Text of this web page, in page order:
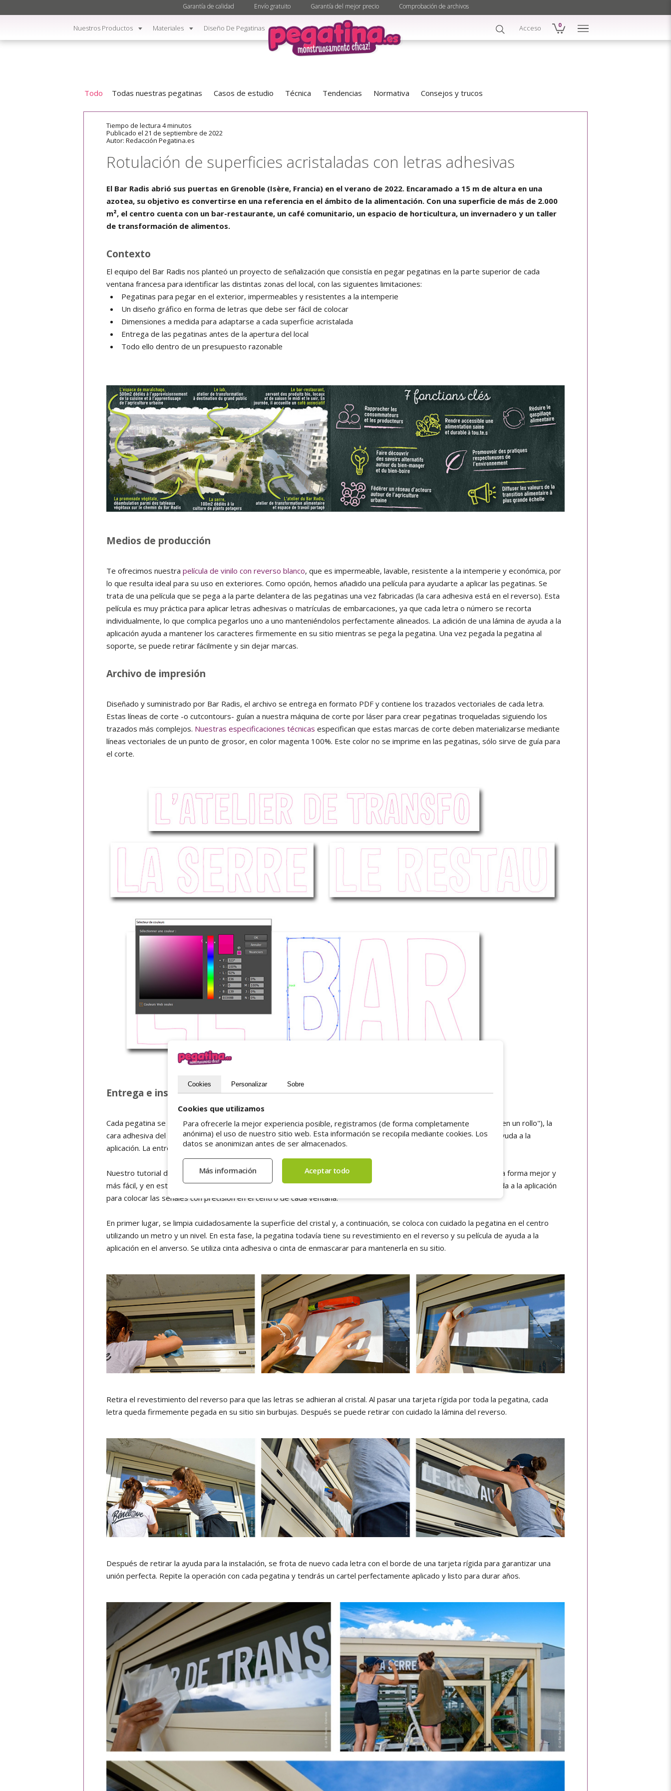
Acceso 0
Nuestros Productos Materiales Diseño De Pegatinas
Garantía de calidad Envío gratuito Garantía del mejor precio Comprobación de archivos
Todo Todas nuestras pegatinas Casos de estudio Técnica Tendencias Normativa Consejos y trucos
Tiempo de lectura 4 minutos
Publicado el 21 de septiembre de 2022
Autor: Redacción Pegatina.es
Rotulación de superficies acristaladas con letras adhesivas
El Bar Radis abrió sus puertas en Grenoble (Isère, Francia) en el verano de 2022. Encaramado a 15 m de altura en una
azotea, su objetivo es convertirse en una referencia en el ámbito de la alimentación. Con una superficie de más de 2.000
m², el centro cuenta con un bar-restaurante, un café comunitario, un espacio de horticultura, un invernadero y un taller
de transformación de alimentos.
Contexto
El equipo del Bar Radis nos planteó un proyecto de señalización que consistía en pegar pegatinas en la parte superior de cada
ventana francesa para identificar las distintas zonas del local, con las siguientes limitaciones:
Pegatinas para pegar en el exterior, impermeables y resistentes a la intemperie
Un diseño gráfico en forma de letras que debe ser fácil de colocar
Dimensiones a medida para adaptarse a cada superficie acristalada
Entrega de las pegatinas antes de la apertura del local
Todo ello dentro de un presupuesto razonable
Medios de producción
Te ofrecimos nuestra película de vinilo con reverso blanco, que es impermeable, lavable, resistente a la intemperie y económica, por
lo que resulta ideal para su uso en exteriores. Como opción, hemos añadido una película para ayudarte a aplicar las pegatinas. Se
trata de una película que se pega a la parte delantera de las pegatinas una vez fabricadas (la cara adhesiva está en el reverso). Esta
película es muy práctica para aplicar letras adhesivas o matrículas de embarcaciones, ya que cada letra o número se recorta
individualmente, lo que complica pegarlos uno a uno manteniéndolos perfectamente alineados. La adición de una lámina de ayuda a la
aplicación ayuda a mantener los caracteres firmemente en su sitio mientras se pega la pegatina. Una vez pegada la pegatina al
soporte, se puede retirar fácilmente y sin dejar marcas.
Archivo de impresión
Diseñado y suministrado por Bar Radis, el archivo se entrega en formato PDF y contiene los trazados vectoriales de cada letra.
Estas líneas de corte -o cutcontours- guían a nuestra máquina de corte por láser para crear pegatinas troqueladas siguiendo los
trazados más complejos. Nuestras especificaciones técnicas especifican que estas marcas de corte deben materializarse mediante
líneas vectoriales de un punto de grosor, en color magenta 100%. Este color no se imprime en las pegatinas, sólo sirve de guía para
el corte.
Entrega e instalación
Cada pegatina se entrega individualmente (utilizamos el término "a granel", en contraposición a "en una plancha" o "en un rollo"), la
cara adhesiva del reverso está protegida por un forro extraíble, y el anverso se ha recubierto con una película de ayuda a la
aplicación. La entrega se realizó en un plazo de 6 días a partir de la validación de la prueba digital.
Nuestro tutorial de aplicación de pegatinasdetalla los pasos para aplicar una pegatina, sea cual sea su tamaño, de la forma mejor y
más fácil, y en este caso, Bar Radis utilizó el método de aplicación adaptado a las pegatinas con una película de ayuda a la aplicación
para colocar las señales con precisión en el centro de cada ventana.
En primer lugar, se limpia cuidadosamente la superficie del cristal y, a continuación, se coloca con cuidado la pegatina en el centro
utilizando un metro y un nivel. En esta fase, la pegatina todavía tiene su revestimiento en el reverso y su película de ayuda a la
aplicación en el anverso. Se utiliza cinta adhesiva o cinta de enmascarar para mantenerla en su sitio.
Retira el revestimiento del reverso para que las letras se adhieran al cristal. Al pasar una tarjeta rígida por toda la pegatina, cada
letra queda firmemente pegada en su sitio sin burbujas. Después se puede retirar con cuidado la lámina del reverso.
Después de retirar la ayuda para la instalación, se frota de nuevo cada letra con el borde de una tarjeta rígida para garantizar una
unión perfecta. Repite la operación con cada pegatina y tendrás un cartel perfectamente aplicado y listo para durar años.
Cookies Personalizar Sobre
Cookies que utilizamos
Para ofrecerle la mejor experiencia posible, registramos (de forma completamente
anónima) el uso de nuestro sitio web. Esta información se recopila mediante cookies. Los
datos se anonimizan antes de ser almacenados.